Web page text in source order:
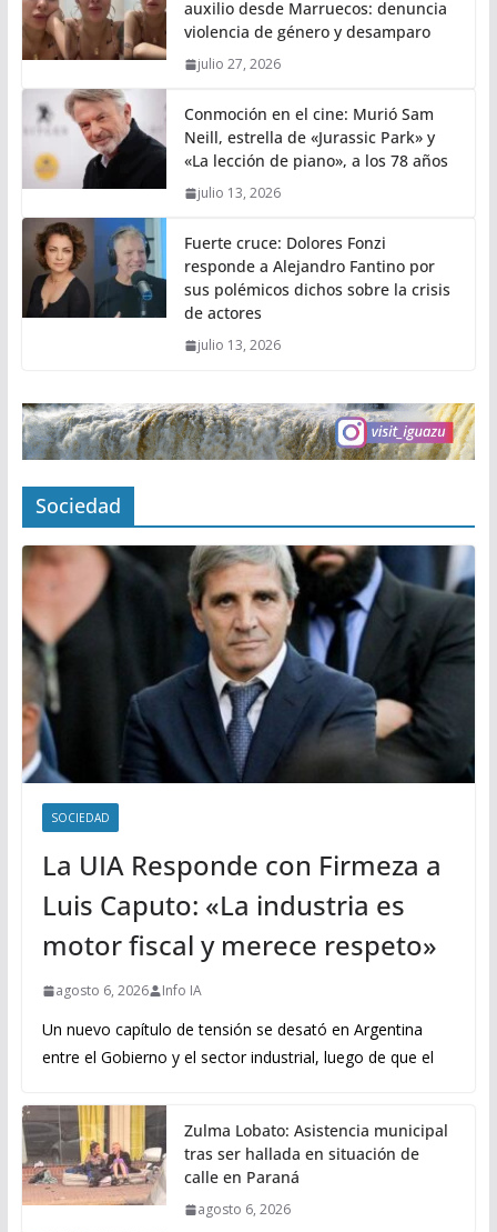
auxilio desde Marruecos: denuncia
violencia de género y desamparo
julio 27, 2026
Conmoción en el cine: Murió Sam
Neill, estrella de «Jurassic Park» y
«La lección de piano», a los 78 años
julio 13, 2026
Fuerte cruce: Dolores Fonzi
responde a Alejandro Fantino por
sus polémicos dichos sobre la crisis
de actores
julio 13, 2026
Sociedad
SOCIEDAD
La UIA Responde con Firmeza a
Luis Caputo: «La industria es
motor fiscal y merece respeto»
agosto 6, 2026 Info IA
Un nuevo capítulo de tensión se desató en Argentina
entre el Gobierno y el sector industrial, luego de que el
Zulma Lobato: Asistencia municipal
tras ser hallada en situación de
calle en Paraná
agosto 6, 2026